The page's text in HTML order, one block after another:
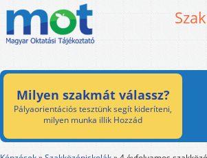
Milyen szakmát válassz?
Pályaorientációs tesztünk segít kideríteni,
milyen munka illik Hozzád